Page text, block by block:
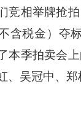
竞相举牌抢
含税金）夺
本季拍卖会
、吴冠中、郑